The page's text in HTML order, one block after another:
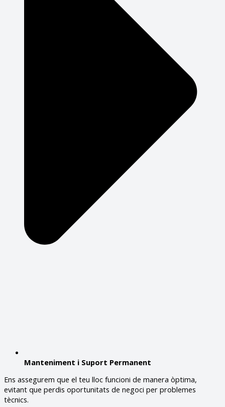
Manteniment i Suport Permanent
Ens assegurem que el teu lloc funcioni de manera òptima,
evitant que perdis oportunitats de negoci per problemes
tècnics.